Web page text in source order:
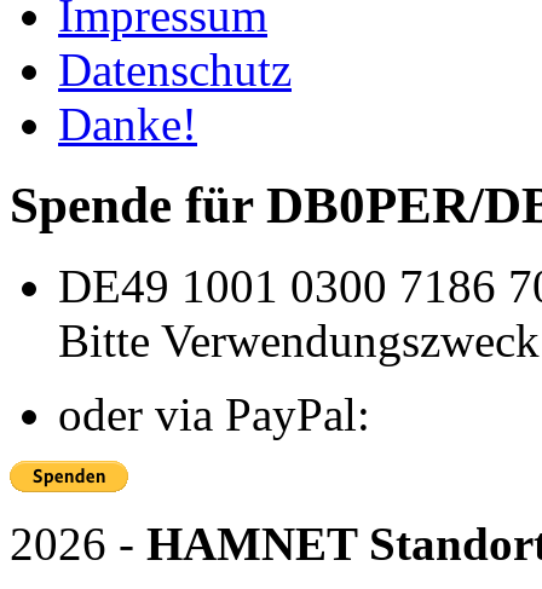
Impressum
Datenschutz
Danke!
Spende für DB0PER/
DE49 1001 0300 7186
Bitte
oder via PayPal:
2026 - HAMNET